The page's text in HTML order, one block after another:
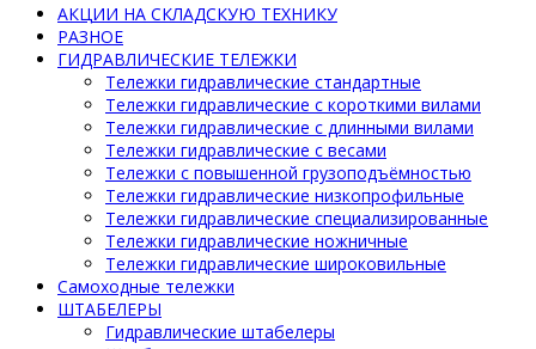
АКЦИИ НА СКЛАДСКУЮ ТЕХНИКУ
РАЗНОЕ
ГИДРАВЛИЧЕСКИЕ ТЕЛЕЖКИ
Тележки гидравлические стандартные
Тележки гидравлические с короткими вилами
Тележки гидравлические с длинными вилами
Тележки гидравлические с весами
Тележки с повышенной грузоподъёмностью
Тележки гидравлические низкопрофильные
Тележки гидравлические специализированные
Тележки гидравлические ножничные
Тележки гидравлические широковильные
Самоходные тележки
ШТАБЕЛЕРЫ
Гидравлические штабелеры